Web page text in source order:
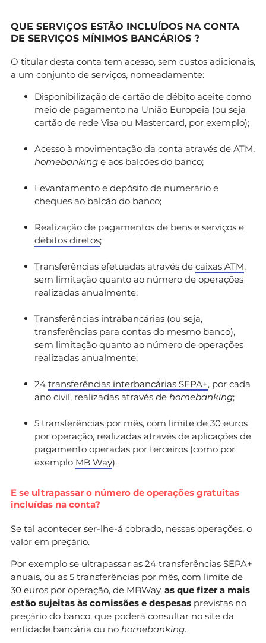
QUE SERVIÇOS ESTÃO INCLUÍDOS NA CONTA
DE SERVIÇOS MÍNIMOS BANCÁRIOS ?
O titular desta conta tem acesso, sem custos adicionais,
a um conjunto de serviços, nomeadamente:
Disponibilização de cartão de débito aceite como
meio de pagamento na União Europeia (ou seja
cartão de rede Visa ou Mastercard, por exemplo);
Acesso à movimentação da conta através de ATM,
homebanking e aos balcões do banco;
Levantamento e depósito de numerário e
cheques ao balcão do banco;
Realização de pagamentos de bens e serviços e
débitos diretos;
Transferências efetuadas através de caixas ATM,
sem limitação quanto ao número de operações
realizadas anualmente;
Transferências intrabancárias (ou seja,
transferências para contas do mesmo banco),
sem limitação quanto ao número de operações
realizadas anualmente;
24 transferências interbancárias SEPA+, por cada
ano civil, realizadas através de homebanking;
5 transferências por mês, com limite de 30 euros
por operação, realizadas através de aplicações de
pagamento operadas por terceiros (como por
exemplo MB Way).
E se ultrapassar o número de operações gratuitas
incluídas na conta?
Se tal acontecer ser-lhe-á cobrado, nessas operações, o
valor em preçário.
Por exemplo se ultrapassar as 24 transferências SEPA+
anuais, ou as 5 transferências por mês, com limite de
30 euros por operação, de MBWay, as que fizer a mais
estão sujeitas às comissões e despesas previstas no
preçário do banco, que poderá consultar no site da
entidade bancária ou no homebanking.